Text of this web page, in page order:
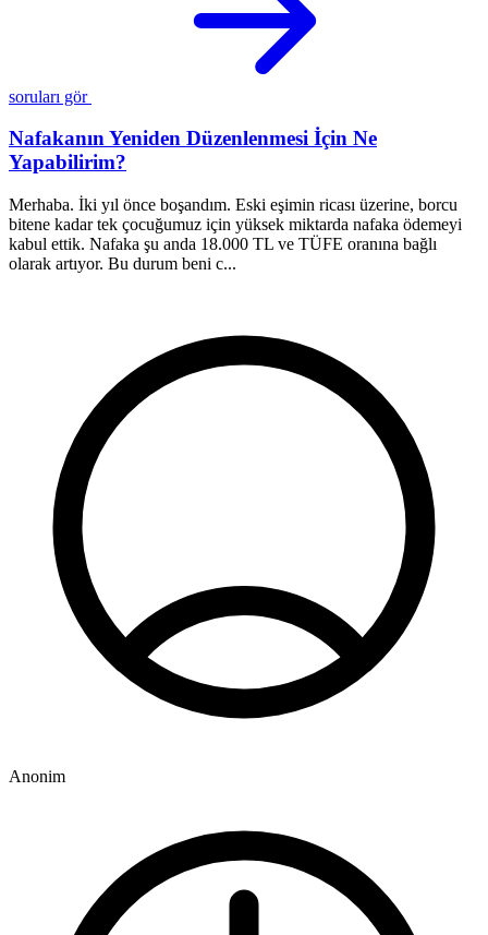
soruları gör
Nafakanın Yeniden Düzenlenmesi İçin Ne
Yapabilirim?
Merhaba. İki yıl önce boşandım. Eski eşimin ricası üzerine, borcu
bitene kadar tek çocuğumuz için yüksek miktarda nafaka ödemeyi
kabul ettik. Nafaka şu anda 18.000 TL ve TÜFE oranına bağlı
olarak artıyor. Bu durum beni c...
Anonim